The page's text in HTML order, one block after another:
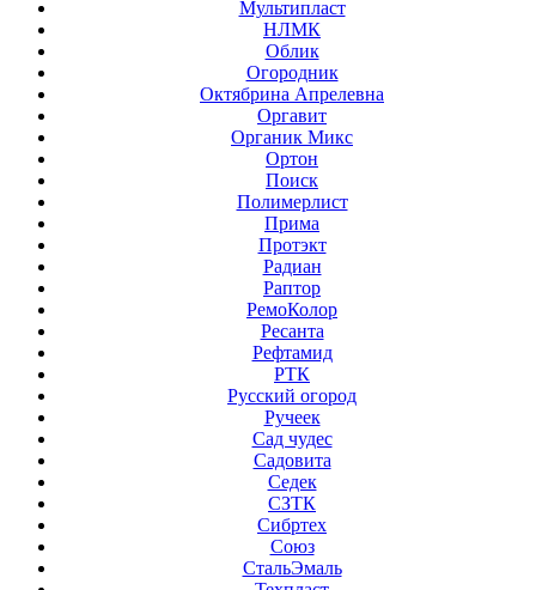
Мультипласт
НЛМК
Облик
Огородник
Октябрина Апрелевна
Оргавит
Органик Микс
Ортон
Поиск
Полимерлист
Прима
Протэкт
Радиан
Раптор
РемоКолор
Ресанта
Рефтамид
РТК
Русский огород
Ручеек
Сад чудес
Садовита
Седек
СЗТК
Сибртех
Союз
СтальЭмаль